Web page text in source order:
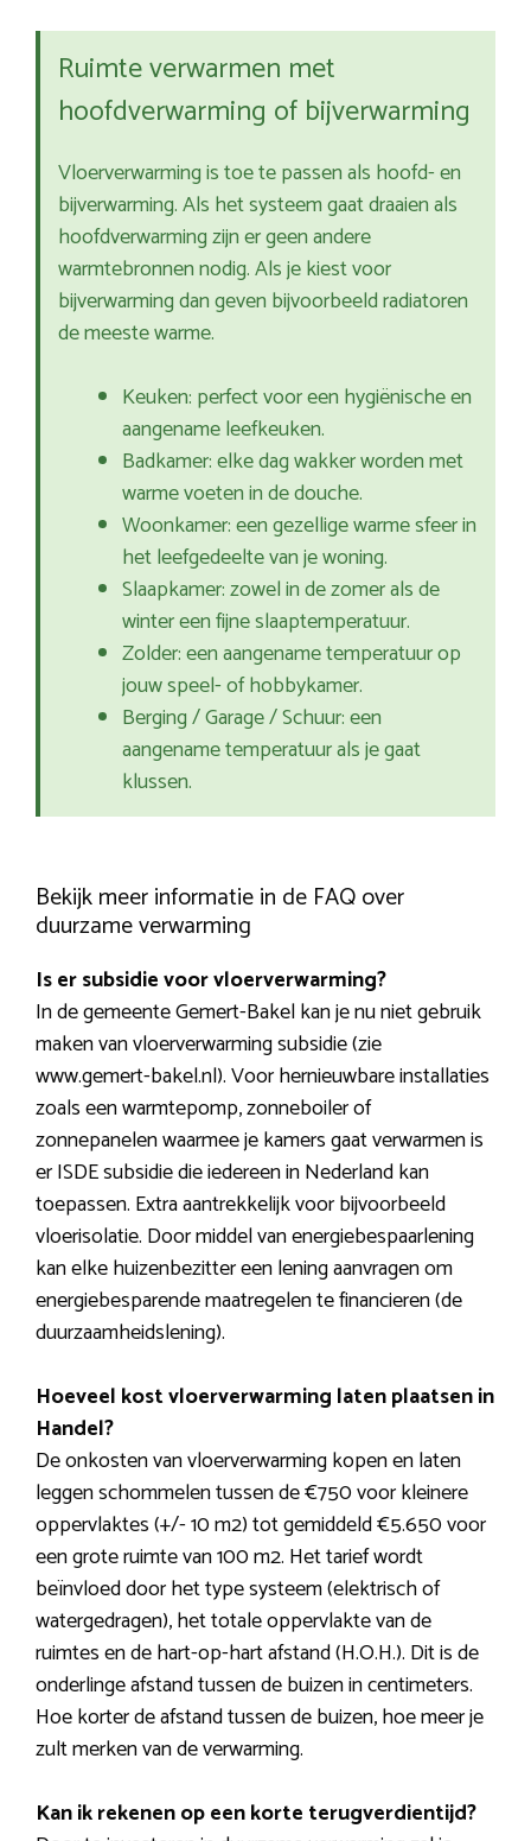
Ruimte verwarmen met
hoofdverwarming of bijverwarming
Vloerverwarming is toe te passen als hoofd- en
bijverwarming. Als het systeem gaat draaien als
hoofdverwarming zijn er geen andere
warmtebronnen nodig. Als je kiest voor
bijverwarming dan geven bijvoorbeeld radiatoren
de meeste warme.
Keuken: perfect voor een hygiënische en
aangename leefkeuken.
Badkamer: elke dag wakker worden met
warme voeten in de douche.
Woonkamer: een gezellige warme sfeer in
het leefgedeelte van je woning.
Slaapkamer: zowel in de zomer als de
winter een fijne slaaptemperatuur.
Zolder: een aangename temperatuur op
jouw speel- of hobbykamer.
Berging / Garage / Schuur: een
aangename temperatuur als je gaat
klussen.
Bekijk meer informatie in de FAQ over
duurzame verwarming
Is er subsidie voor vloerverwarming?
In de gemeente Gemert-Bakel kan je nu niet gebruik
maken van vloerverwarming subsidie (zie
www.gemert-bakel.nl). Voor hernieuwbare installaties
zoals een warmtepomp, zonneboiler of
zonnepanelen waarmee je kamers gaat verwarmen is
er ISDE subsidie die iedereen in Nederland kan
toepassen. Extra aantrekkelijk voor bijvoorbeeld
vloerisolatie. Door middel van energiebespaarlening
kan elke huizenbezitter een lening aanvragen om
energiebesparende maatregelen te financieren (de
duurzaamheidslening).
Hoeveel kost vloerverwarming laten plaatsen in
Handel?
De onkosten van vloerverwarming kopen en laten
leggen schommelen tussen de €750 voor kleinere
oppervlaktes (+/- 10 m2) tot gemiddeld €5.650 voor
een grote ruimte van 100 m2. Het tarief wordt
beïnvloed door het type systeem (elektrisch of
watergedragen), het totale oppervlakte van de
ruimtes en de hart-op-hart afstand (H.O.H.). Dit is de
onderlinge afstand tussen de buizen in centimeters.
Hoe korter de afstand tussen de buizen, hoe meer je
zult merken van de verwarming.
Kan ik rekenen op een korte terugverdientijd?